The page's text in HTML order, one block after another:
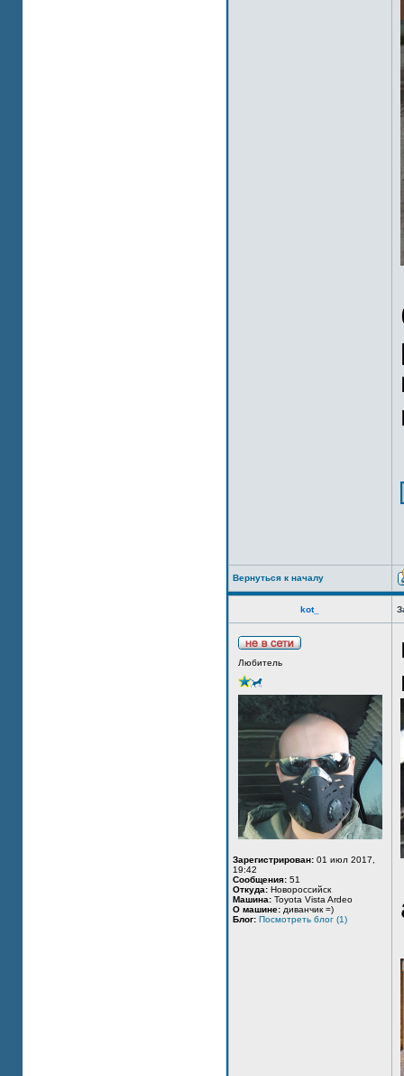
Вернуться к началу
kot_
Любитель
Зарегистрирован: 01 июл 2017,
19:42
Сообщения: 51
Откуда: Новороссийск
Машина: Toyota Vista Ardeo
О машине: диванчик =)
Блог: Посмотреть блог (1)